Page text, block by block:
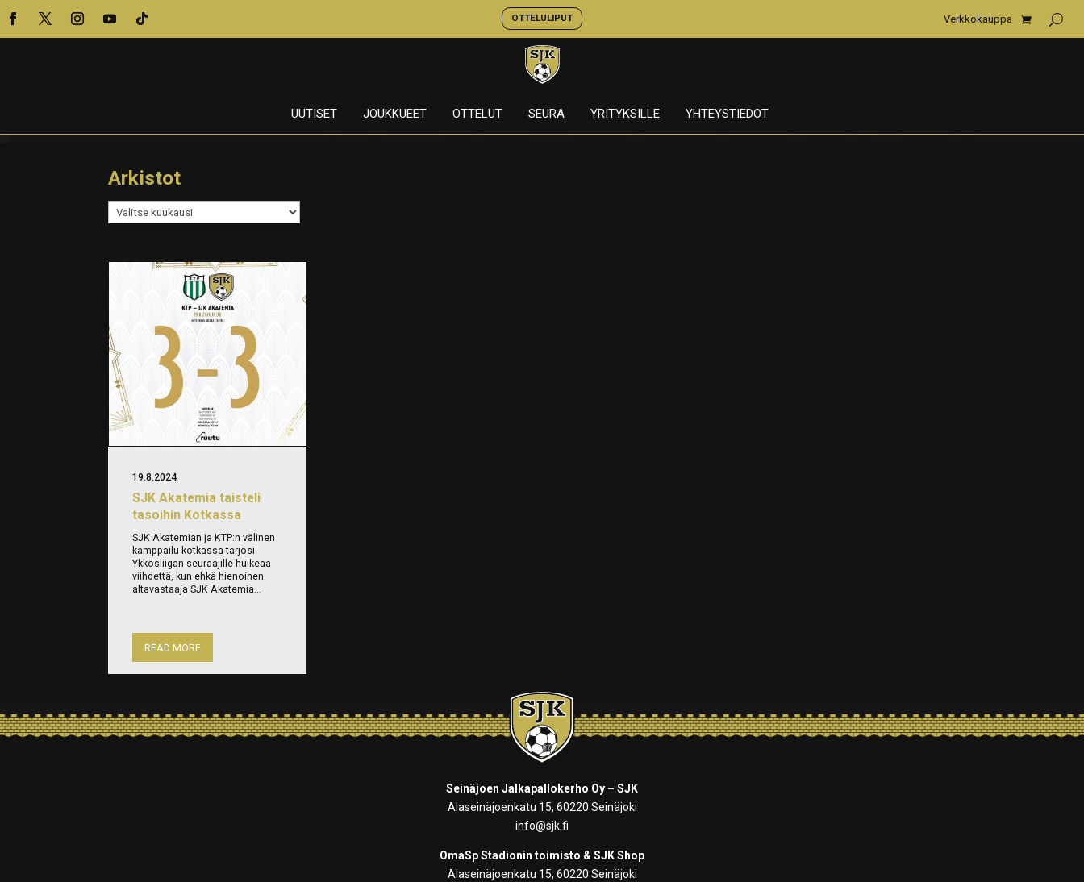
OTTELULIPUT Verkkokauppa
UUTISET JOUKKUEET OTTELUT SEURA YRITYKSILLE YHTEYSTIEDOT
Arkistot
Arkistot
SJK Akatemia taisteli
tasoihin Kotkassa
19.8.2024
SJK Akatemian ja KTP:n välinen
kamppailu kotkassa tarjosi
Ykkösliigan seuraajille huikeaa
viihdettä, kun ehkä hienoinen
altavastaaja SJK Akatemia...
READ MORE
Seinäjoen Jalkapallokerho Oy – SJK
Alaseinäjoenkatu 15, 60220 Seinäjoki
info@sjk.fi
OmaSp Stadionin toimisto & SJK Shop
Alaseinäjoenkatu 15, 60220 Seinäjoki